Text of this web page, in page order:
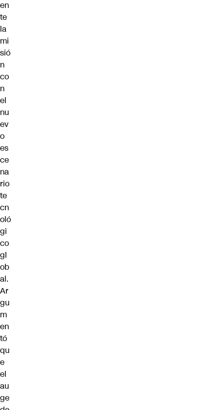
en
te
la
mi
sió
n
co
n
el
nu
ev
o
es
ce
na
rio
te
cn
oló
gi
co
gl
ob
al.
Ar
gu
m
en
tó
qu
e
el
au
ge